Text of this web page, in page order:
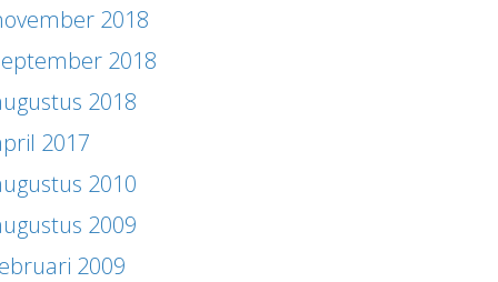
2018
2018
2018
2017
2010
2009
2009